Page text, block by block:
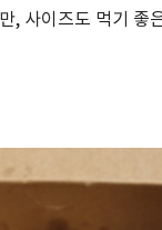
, 사이즈도 먹기 좋